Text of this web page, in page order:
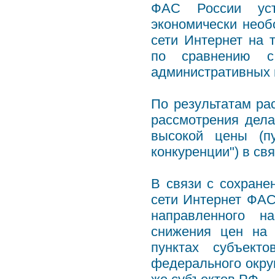
ФАС России
экономически
сети Интернет на
по сравнению с
По результатам
рассмотрения
высокой цены
конкуренции") в
В связи с
сети Интернет
направленного
снижения цен на
пунктах
федерального